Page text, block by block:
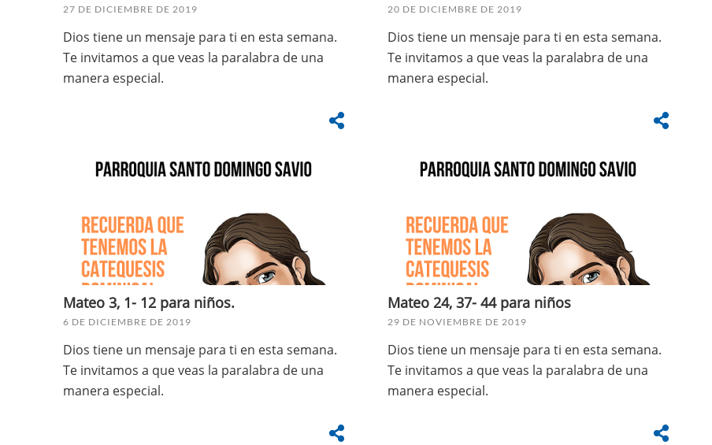
27 DE DICIEMBRE DE 2019
Dios tiene un mensaje para ti en esta semana.
Te invitamos a que veas la paralabra de una
manera especial.
20 DE DICIEMBRE DE 2019
Dios tiene un mensaje para ti en esta semana.
Te invitamos a que veas la paralabra de una
manera especial.
Mateo 3, 1- 12 para niños.
6 DE DICIEMBRE DE 2019
Dios tiene un mensaje para ti en esta semana.
Te invitamos a que veas la paralabra de una
manera especial.
Mateo 24, 37- 44 para niños
29 DE NOVIEMBRE DE 2019
Dios tiene un mensaje para ti en esta semana.
Te invitamos a que veas la paralabra de una
manera especial.